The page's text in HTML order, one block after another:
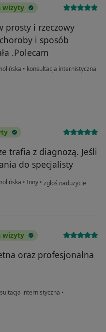
wizyty
prosty i rzeczowy
i sposób
.Polecam
• konsultacja internistyczna
trafia z diagnozą. Jeśli
do specjalisty
• Inny • w opinii użytkownika
zgłoś nadużycie
wizyty
oraz profesjonalna
internistyczna •